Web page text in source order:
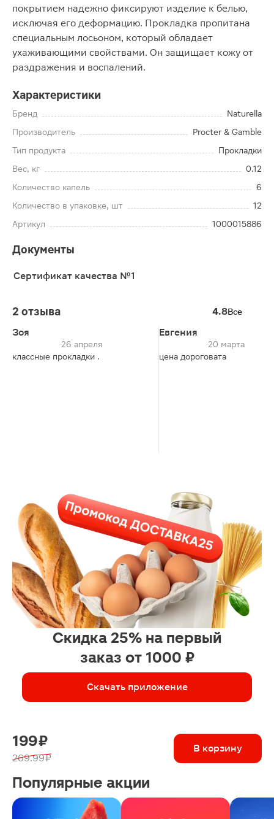
покрытием надежно фиксируют изделие к белью,
исключая его деформацию. Прокладка пропитана
специальным лосьоном, который обладает
ухаживающими свойствами. Он защищает кожу от
раздражения и воспалений.
Характеристики
Бренд
Naturella
Производитель
Procter & Gamble
Тип продукта
Прокладки
Вес, кг
0.12
Количество капель
6
Количество в упаковке, шт
12
Артикул
1000015886
Документы
Сертификат качества №1
2 отзыва 4.8Все
Зоя
26 апреля
классные прокладки .
Евгения
20 марта
цена дороговата
Скидка 25% на первый
заказ от 1000 ₽
Скачать приложение
199 ₽
269.99 ₽
В корзину
Популярные акции